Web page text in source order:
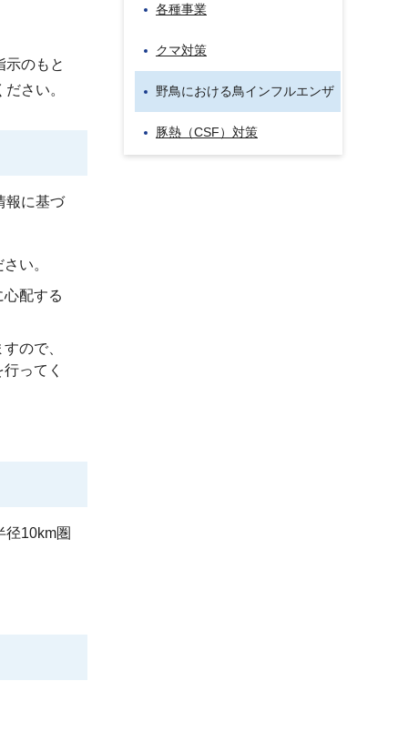
のもと
さい。
報に基づ
い。
配する
ので、
ってく
10km圏
各種事業
クマ対策
野鳥における鳥インフルエンザ
豚熱（CSF）対策